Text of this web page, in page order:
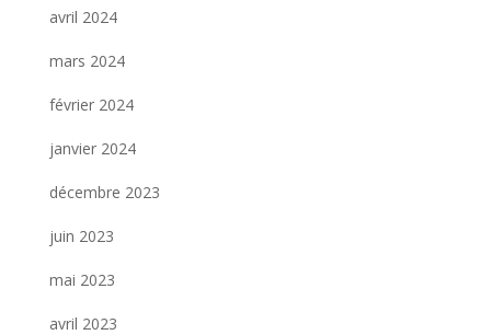
avril 2024
mars 2024
février 2024
janvier 2024
décembre 2023
juin 2023
mai 2023
avril 2023